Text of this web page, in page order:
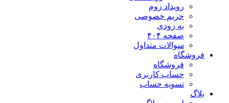
رویداد زوم
حریم خصوصی
به زودی
صفحه ۴۰۴
سوالات متداول
فروشگاه
فروشگاه
حساب کاربری
تسویه حساب
بلاگ